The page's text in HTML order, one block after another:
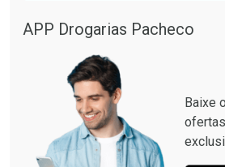
APP Drogarias Pacheco
Baixe o